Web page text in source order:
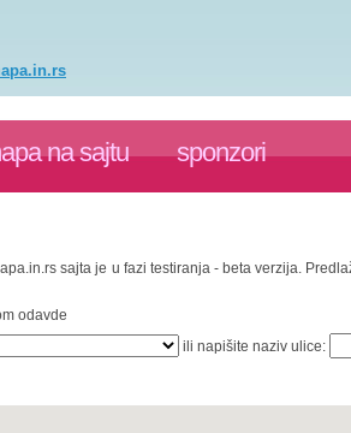
na sajtu sponzori
sajta je u fazi testiranja - beta verzija.
odavde
ili napišite naziv ulice: